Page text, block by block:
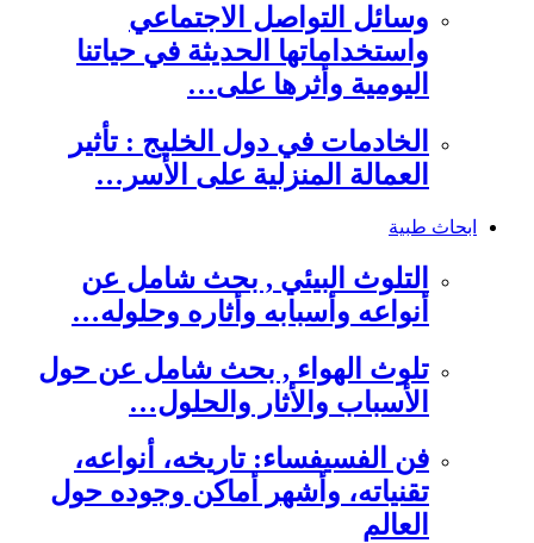
وسائل التواصل الاجتماعي
واستخداماتها الحديثة في حياتنا
اليومية وأثرها على…
الخادمات في دول الخليج : تأثير
العمالة المنزلية على الأسر…
ابحاث طبية
التلوث البيئي , بحث شامل عن
أنواعه وأسبابه وأثاره وحلوله…
تلوث الهواء , بحث شامل عن حول
الأسباب والأثار والحلول…
فن الفسيفساء: تاريخه، أنواعه،
تقنياته، وأشهر أماكن وجوده حول
العالم